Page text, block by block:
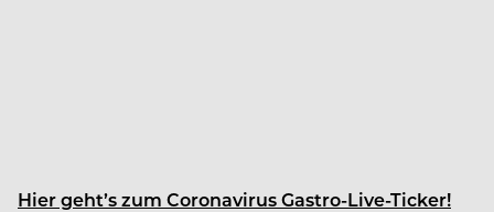
Hier geht’s zum Coronavirus Gastro-Live-Ticker!